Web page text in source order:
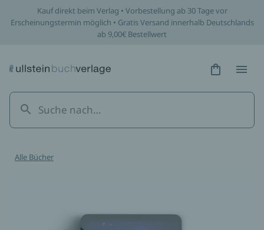
Kauf direkt beim Verlag • Vorbestellung ab 30 Tage vor
Erscheinungstermin möglich • Gratis Versand innerhalb Deutschlands
ab 9,00€ Bestellwert
Hidden
Alle Bücher